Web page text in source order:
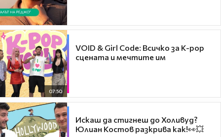
07:50
VOID & Girl Code: Всичко за K-pop
сцената и мечтите им
Искаш да стигнеш до Холивуд?
Юлиан Костов разкрива как!👀💥